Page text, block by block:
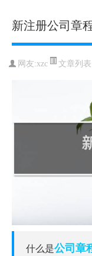
新注册公司章
网友:xzc 文章列表
什么是公司章